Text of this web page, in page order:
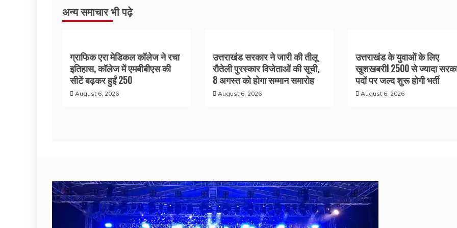
अन्य समाचार भी पढ़े
ग्राफिक एरा मेडिकल कॉलेज ने रचा
इतिहास, कॉलेज में एमबीबीएस की
सीटें बढ़कर हुईं 250
August 6, 2026
उत्तराखंड सरकार ने जारी की तीलू
रौतेली पुरस्कार विजेताओं की सूची,
8 अगस्त को होगा सम्मान समारोह
August 6, 2026
उत्तराखंड के युवाओं के लिए
खुशखबरी! 2500 से ज्यादा
पदों पर जल्द शुरू होगी भर्ती
August 6, 2026
Video
Player